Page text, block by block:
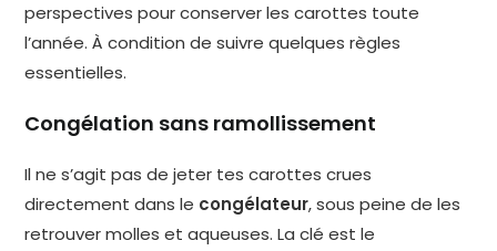
perspectives pour conserver les carottes toute
l’année. À condition de suivre quelques règles
essentielles.
Congélation sans ramollissement
Il ne s’agit pas de jeter tes carottes crues
directement dans le congélateur, sous peine de les
retrouver molles et aqueuses. La clé est le